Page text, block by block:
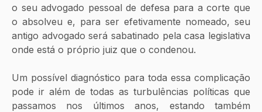
o seu advogado pessoal de defesa para a corte que
o absolveu e, para ser efetivamente nomeado, seu
antigo advogado será sabatinado pela casa legislativa
onde está o próprio juiz que o condenou.
Um possível diagnóstico para toda essa complicação
pode ir além de todas as turbulências políticas que
passamos nos últimos anos, estando também